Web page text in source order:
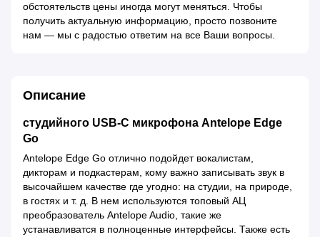
обстоятельств цены иногда могут меняться. Чтобы
получить актуальную информацию, просто позвоните
нам — мы с радостью ответим на все Ваши вопросы.
Описание
студийного USB-C микрофона Antelope Edge
Go
Antelope Edge Go отлично подойдет вокалистам,
дикторам и подкастерам, кому важно записывать звук в
высочайшем качестве где угодно: на студии, на природе,
в гостях и т. д. В нем используются топовый АЦ
преобразователь Antelope Audio, такие же
устанавливатся в полноценные интерфейсы. Также есть